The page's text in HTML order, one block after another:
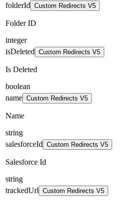
folderId Custom Redirects V5
Folder ID
integer
isDeleted Custom Redirects V5
Is Deleted
boolean
name Custom Redirects V5
Name
string
salesforceId Custom Redirects V5
Salesforce Id
string
trackedUrl Custom Redirects V5